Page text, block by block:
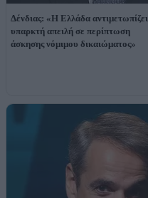
Δένδιας: «Η Ελλάδα αντιμετωπίζει
υπαρκτή απειλή σε περίπτωση
άσκησης νόμιμου δικαιώματος»